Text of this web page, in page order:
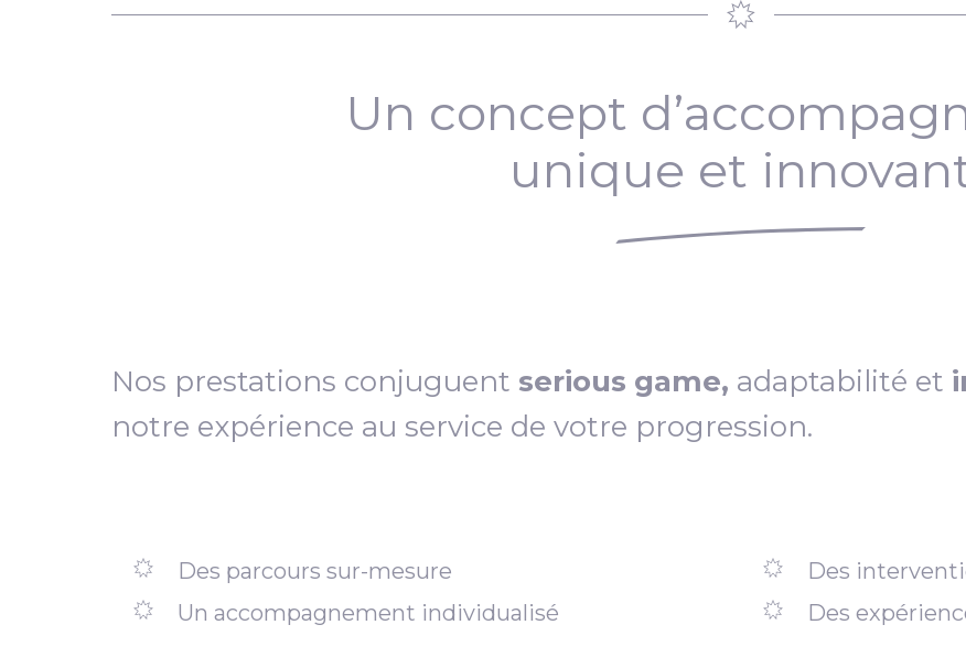
Un concept
unique et
Nos prestations conjuguent serious game, adaptabilité et
notre expérience au service de votre progression.
Des parcours sur-mesure
Un accompagnement individualisé
Des
Des